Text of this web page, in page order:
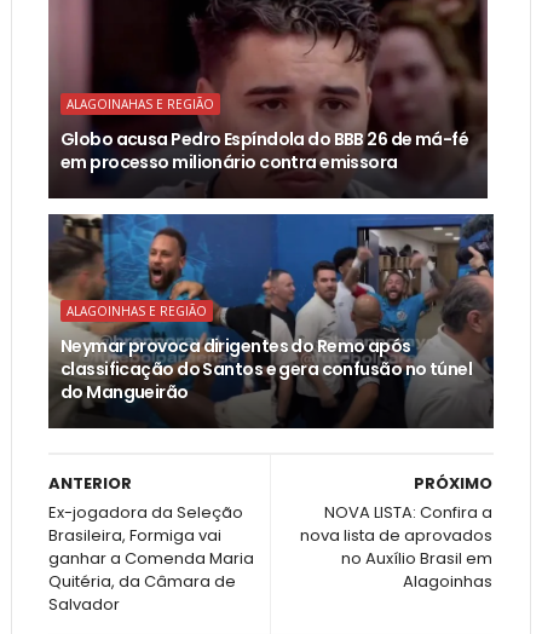
ALAGOINAHAS E REGIÃO
Globo acusa Pedro Espíndola do BBB 26 de má-fé
em processo milionário contra emissora
ALAGOINHAS E REGIÃO
Neymar provoca dirigentes do Remo após
classificação do Santos e gera confusão no túnel
do Mangueirão
PRÓXIMO
NOVA LISTA: Confira a
nova lista de aprovados
no Auxílio Brasil em
Alagoinhas
ANTERIOR
Ex-jogadora da Seleção
Brasileira, Formiga vai
ganhar a Comenda Maria
Quitéria, da Câmara de
Salvador